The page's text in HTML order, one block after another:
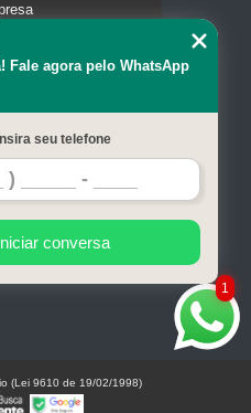
do site
1
Fale agora pelo WhatsApp
Insira seu telefone
conversa
(Lei 9610 de 19/02/1998)